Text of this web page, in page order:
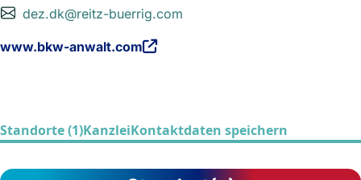
dez.dk@reitz-buerrig.com
www.bkw-anwalt.com
Standorte (1)KanzleiKontaktdaten speichern